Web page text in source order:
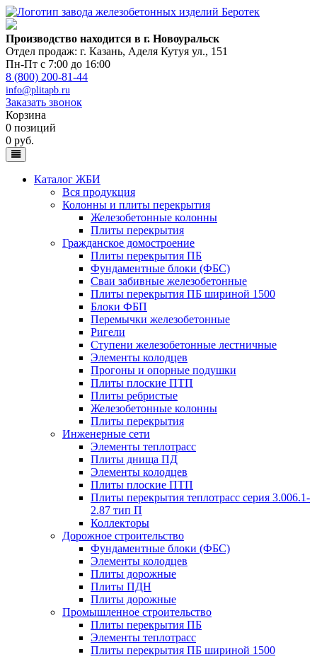
Производство находится в г. Новоуральск
Отдел продаж: г. Казань, Аделя Кутуя ул., 151
Пн-Пт с 7:00 до 16:00
8 (800) 200-81-44
info@plitapb.ru
Заказать звонок
Корзина
0 позиций
0 руб.
Каталог ЖБИ
Вся продукция
Колонны и плиты перекрытия
Железобетонные колонны
Плиты перекрытия
Гражданское домостроение
Плиты перекрытия ПБ
Фундаментные блоки (ФБС)
Сваи забивные железобетонные
Плиты перекрытия ПБ шириной 1500
Блоки ФБП
Перемычки железобетонные
Ригели
Ступени железобетонные лестничные
Элементы колодцев
Прогоны и опорные подушки
Плиты плоские ПТП
Плиты ребристые
Железобетонные колонны
Плиты перекрытия
Инженерные сети
Элементы теплотрасс
Плиты днища ПД
Элементы колодцев
Плиты плоские ПТП
Плиты перекрытия теплотрасс серия 3.006.1-
2.87 тип П
Коллекторы
Дорожное строительство
Фундаментные блоки (ФБС)
Элементы колодцев
Плиты дорожные
Плиты ПДН
Плиты дорожные
Промышленное строительство
Плиты перекрытия ПБ
Элементы теплотрасс
Плиты перекрытия ПБ шириной 1500